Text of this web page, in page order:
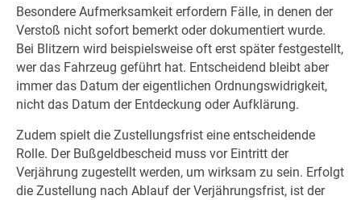
Besondere Aufmerksamkeit erfordern Fälle, in denen der
Verstoß nicht sofort bemerkt oder dokumentiert wurde.
Bei Blitzern wird beispielsweise oft erst später festgestellt,
wer das Fahrzeug geführt hat. Entscheidend bleibt aber
immer das Datum der eigentlichen Ordnungswidrigkeit,
nicht das Datum der Entdeckung oder Aufklärung.
Zudem spielt die Zustellungsfrist eine entscheidende
Rolle. Der Bußgeldbescheid muss vor Eintritt der
Verjährung zugestellt werden, um wirksam zu sein. Erfolgt
die Zustellung nach Ablauf der Verjährungsfrist, ist der